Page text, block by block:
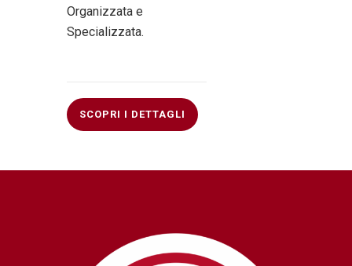
Organizzata e
Specializzata.
SCOPRI I DETTAGLI